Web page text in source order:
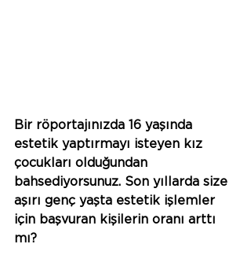
Bir röportajınızda 16 yaşında
estetik yaptırmayı isteyen kız
çocukları olduğundan
bahsediyorsunuz. Son yıllarda size
aşırı genç yaşta estetik işlemler
için başvuran kişilerin oranı arttı
mı?